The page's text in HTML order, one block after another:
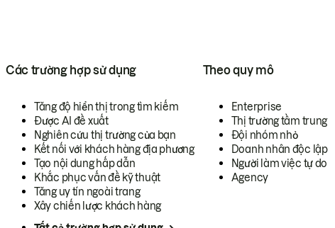
Các trường hợp sử dụng
Tăng độ hiển thị trong tìm kiếm
Được AI đề xuất
Nghiên cứu thị trường của bạn
Kết nối với khách hàng địa phương
Tạo nội dung hấp dẫn
Khắc phục vấn đề kỹ thuật
Tăng uy tín ngoài trang
Xây chiến lược khách hàng
Theo quy mô
Enterprise
Thị trường tầm trung
Đội nhóm nhỏ
Doanh nhân độc lập
Người làm việc tự do
Agency